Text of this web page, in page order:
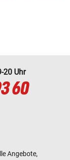
20 Uhr
60
Angebote,